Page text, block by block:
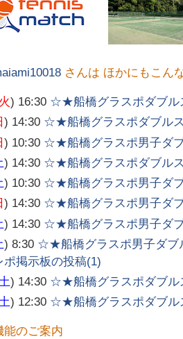
さんは ほかにもこん
) 16:30 ☆★船橋グラスポダブ
) 14:30 ☆★船橋グラスポダブル
) 10:30 ☆★船橋グラスポ男子ダ
) 14:30 ☆★船橋グラスポダブル
) 10:30 ☆★船橋グラスポ男子ダ
) 14:30 ☆★船橋グラスポ男子ダ
) 14:30 ☆★船橋グラスポ男子ダ
) 8:30 ☆★船橋グラスポ男子ダ
ポ掲示板の投稿(1)
) 14:30 ☆★船橋グラスポダブ
) 12:30 ☆★船橋グラスポダブ
能のご案内